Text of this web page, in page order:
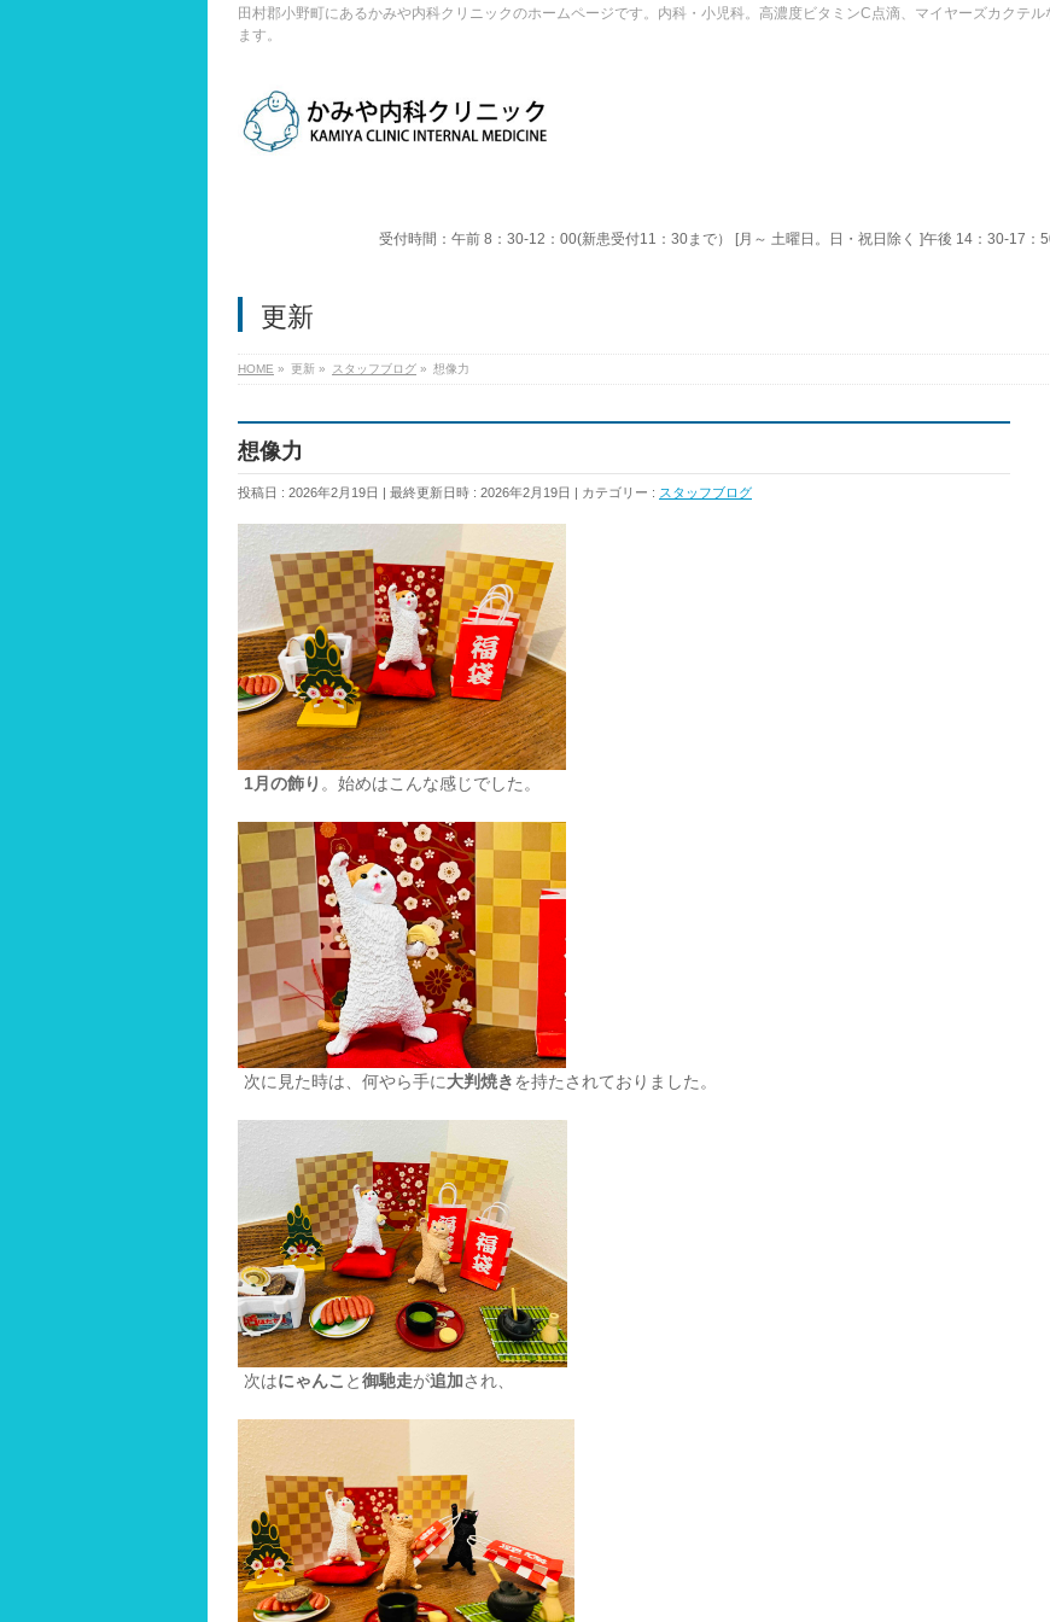
田村郡小野町にあるかみや内科クリニックのホームページです。内科・小児科。高濃度ビタミンC点滴、マイヤーズカクテ
ます。
受付時間：午前 8：30-12：00(新患受付11：30まで） [月～ 土曜日。日・祝日除く ]午後 14：30-17：
更新
HOME » 更新 » スタッフブログ » 想像力
想像力
投稿日 : 2026年2月19日 最終更新日時 : 2026年2月19日 カテゴリー : スタッフブログ
1月の飾り 。始めはこんな感じでした。
次に見た時は、何やら手に大判焼きを持たされておりました。
次はにゃんこ と御馳走が追加され、